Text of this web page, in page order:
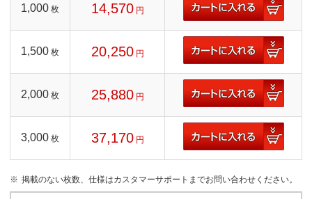
1,000 枚 14,570 円
1,500 枚 20,250 円
2,000 枚 25,880 円
3,000 枚 37,170 円
掲載のない枚数、仕様はカスタマーサポートまでお問い合わせください。